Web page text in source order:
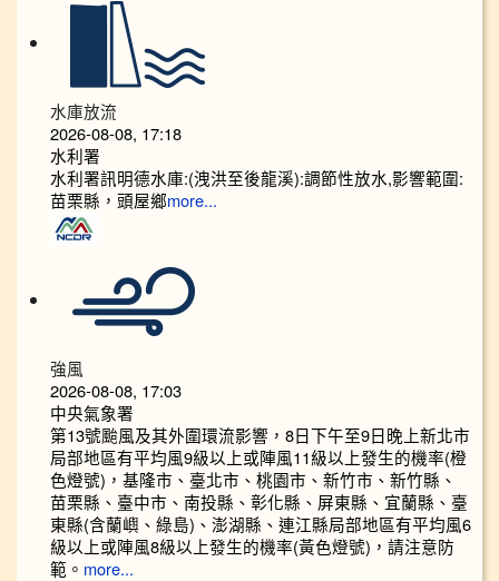
水庫放流
2026-08-08, 17:18
水利署
水利署訊明德水庫:(洩洪至後龍溪):調節性放水,影響範圍:
苗栗縣，頭屋鄉more...
強風
2026-08-08, 17:03
中央氣象署
第13號颱風及其外圍環流影響，8日下午至9日晚上新北市
局部地區有平均風9級以上或陣風11級以上發生的機率(橙
色燈號)，基隆市、臺北市、桃園市、新竹市、新竹縣、
苗栗縣、臺中市、南投縣、彰化縣、屏東縣、宜蘭縣、臺
東縣(含蘭嶼、綠島)、澎湖縣、連江縣局部地區有平均風6
級以上或陣風8級以上發生的機率(黃色燈號)，請注意防
範。 more...